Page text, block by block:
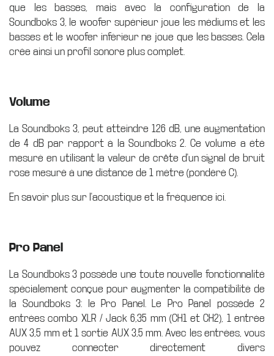
que les basses, mais avec la configuration de la
Soundboks 3, le woofer supérieur joue les médiums et les
basses et le woofer inférieur ne joue que les basses. Cela
crée ainsi un profil sonore plus complet.
Volume
La Soundboks 3, peut atteindre 126 dB, une augmentation
de 4 dB par rapport à la Soundboks 2. Ce volume a été
mesuré en utilisant la valeur de crête d'un signal de bruit
rose mesuré à une distance de 1 mètre (pondéré C).
En savoir plus sur l'acoustique et la fréquence ici.
Pro Panel
La Soundboks 3 possède une toute nouvelle fonctionnalité
spécialement conçue pour augmenter la compatibilité de
la Soundboks 3: le Pro Panel. Le Pro Panel possède 2
entrées combo XLR / Jack 6,35 mm (CH1 et CH2), 1 entrée
AUX 3,5 mm et 1 sortie AUX 3,5 mm. Avec les entrées, vous
pouvez connecter directement divers